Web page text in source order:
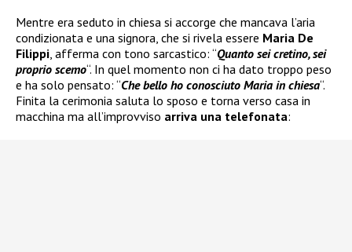
Mentre era seduto in chiesa si accorge che mancava l’aria
condizionata e una signora, che si rivela essere Maria De
Filippi, afferma con tono sarcastico: “Quanto sei cretino, sei
proprio scemo“. In quel momento non ci ha dato troppo peso
e ha solo pensato: “Che bello ho conosciuto Maria in chiesa“.
Finita la cerimonia saluta lo sposo e torna verso casa in
macchina ma all’improvviso arriva una telefonata: